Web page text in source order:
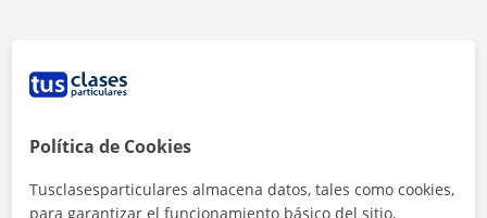
Política de Cookies
Tusclasesparticulares almacena datos, tales como cookies,
para garantizar el funcionamiento básico del sitio,